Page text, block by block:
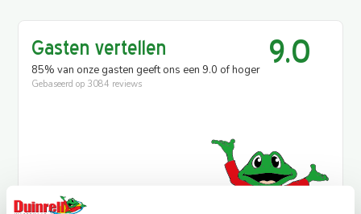
Gasten vertellen
85% van onze gasten geeft ons een 9.0 of hoger
Gebaseerd op 3084 reviews
9.0